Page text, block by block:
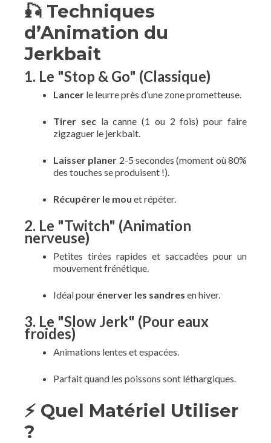
🎣 Techniques
d’Animation du
Jerkbait
1. Le "Stop & Go" (Classique)
Lancer le leurre près d’une zone prometteuse.
Tirer secla canne (1 ou 2 fois) pour faire
zigzaguer le jerkbait.
Laisser planer 2-5 secondes (moment où 80%
des touches se produisent !).
Récupérer le mou et répéter.
2. Le "Twitch" (Animation
nerveuse)
Petites tirées rapides et saccadées pour un
mouvement frénétique.
Idéal pour énerver les sandres en hiver.
3. Le "Slow Jerk" (Pour eaux
froides)
Animations lentes et espacées.
Parfait quand les poissons sont léthargiques.
⚡ Quel Matériel Utiliser
?